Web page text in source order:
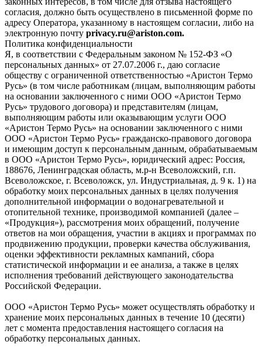
согласия, должно быть осуществлено в письменной форме по
адресу Оператора, указанному в настоящем согласии, либо на
электронную почту privacy.ru@ariston.com.
Политика конфиденциальности
Я, в соответствии с Федеральным законом № 152-ФЗ «О
персональных данных» от 27.07.2006 г., даю согласие
обществу с ограниченной ответственностью «Аристон Термо
Русь» (в том числе работникам (лицам, выполняющим работы
на основании заключенного с ними ООО «Аристон Термо
Русь» трудового договора) и представителям (лицам,
выполняющим работы или оказывающим услуги ООО
«Аристон Термо Русь» на основании заключенного с ними
ООО «Аристон Термо Русь» гражданско-правового договора
и имеющим доступ к персональным данным, обрабатываемым
в ООО «Аристон Термо Русь», юридический адрес: Россия,
188676, Ленинградская область, м.р-н Всеволожский, г.п.
Всеволожское, г. Всеволожск, ул. Индустриальная, д. 9 к. 1) на
обработку моих персональных данных в целях получения
дополнительной информации о водонагревательной и
отопительной технике, производимой компанией (далее –
«Продукция»), рассмотрения моих обращений, получение
ответов на мои обращения, участии в акциях и программах по
продвижению продукции, проверки качества обслуживания,
оценки эффективности рекламных кампаний, сбора
статистической информации и ее анализа, а также в целях
исполнения требований действующего законодательства
Российской Федерации.
ООО «Аристон Термо Русь» может осуществлять обработку и
хранение моих персональных данных в течение 10 (десяти)
лет с момента предоставления настоящего согласия на
обработку персональных данных.